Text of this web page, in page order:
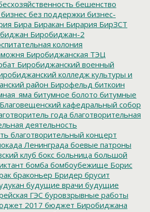
бешенство
бизнес без поддержки бизнес-
Бира Биракан Бирария БирЗСТ
Биробиджан-2
колония
Биробиджанская ТЭЦ
Биробиджанский военный
колледж культуры и
район Бирофельд биткоин
битумное болото битумные
Благовещенский кафедральный собор
года благотворительная
деятельность
благотворительный концерт
Ленинграда боевые патроны
клуб бокс больница большой
бомба бомбоубежище Борис
браконьер Бридер брусит
будущие врачи будущие
ГЭСбуровзрывные работы
2017 бюджет Биробиджана